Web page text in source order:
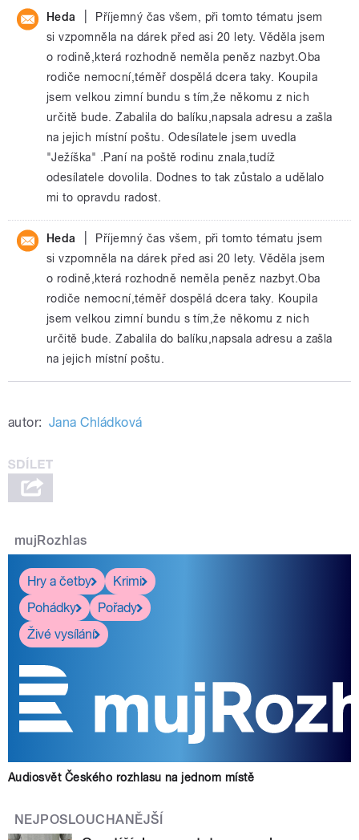
Heda
Příjemný čas všem, při tomto tématu jsem
si vzpomněla na dárek před asi 20 lety. Věděla jsem
o rodině,která rozhodně neměla peněz nazbyt.Oba
rodiče nemocní,téměř dospělá dcera taky. Koupila
jsem velkou zimní bundu s tím,že někomu z nich
určitě bude. Zabalila do balíku,napsala adresu a zašla
na jejich místní poštu. Odesílatele jsem uvedla
"Ježíška" .Paní na poště rodinu znala,tudíž
odesílatele dovolila. Dodnes to tak zůstalo a udělalo
mi to opravdu radost.
Heda
Příjemný čas všem, při tomto tématu jsem
si vzpomněla na dárek před asi 20 lety. Věděla jsem
o rodině,která rozhodně neměla peněz nazbyt.Oba
rodiče nemocní,téměř dospělá dcera taky. Koupila
jsem velkou zimní bundu s tím,že někomu z nich
určitě bude. Zabalila do balíku,napsala adresu a zašla
na jejich místní poštu.
autor: Jana Chládková
mujRozhlas
Hry a četby
Krimi
Pohádky
Pořady
Živé vysílání
Audiosvět Českého rozhlasu na jednom místě
NEJPOSLOUCHANĚJŠÍ